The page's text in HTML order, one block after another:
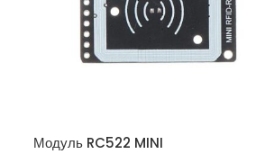
Модуль RC522 MINI